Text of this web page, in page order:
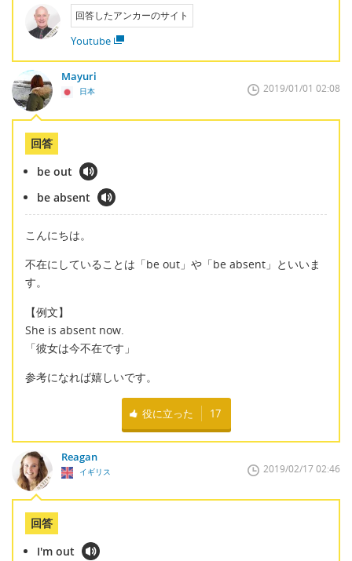
回答したアンカーのサイト
Youtube
Mayuri
日本 2019/01/01 02:08
回答
be out
be absent
こんにちは。
不在にしていることは「be out」や「be absent」といいま
す。
【例文】
She is absent now.
「彼女は今不在です」
参考になれば嬉しいです。
役に立った 17
Reagan
イギリス 2019/02/17 02:46
回答
I'm out